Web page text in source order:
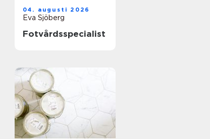
04. augusti 2026
Eva Sjöberg
Fotvårdsspecialist